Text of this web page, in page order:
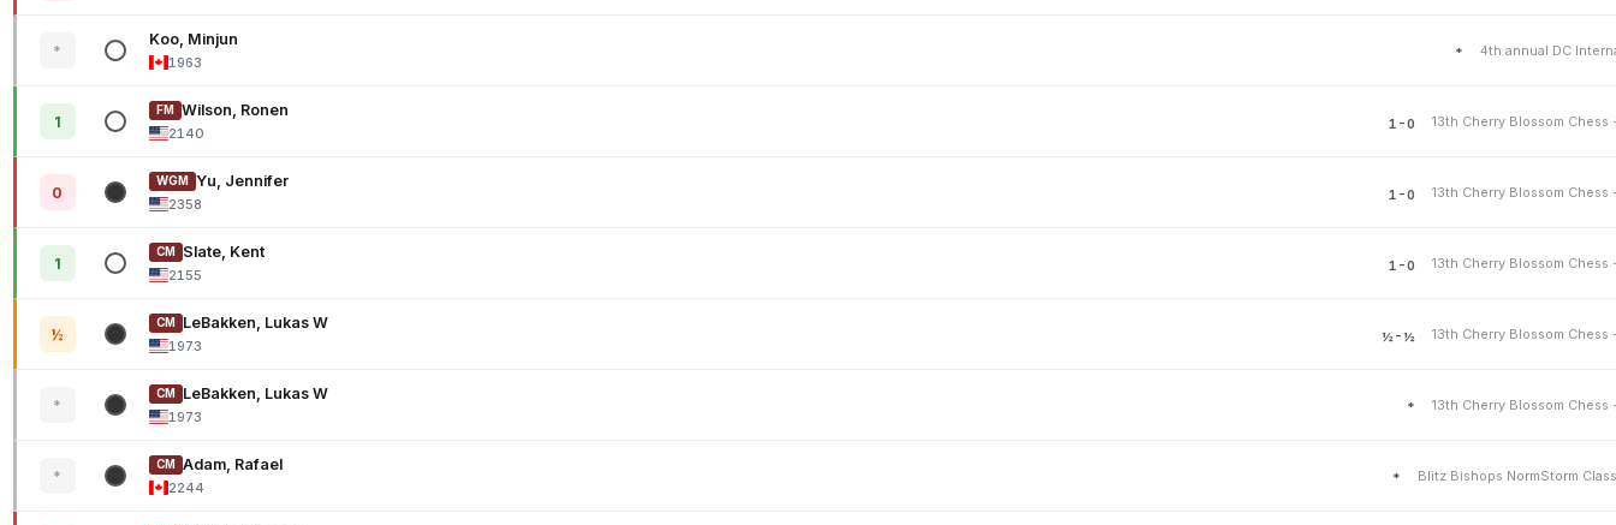
*
Koo, Minjun
1963
* 4th annual DC
1
FM Wilson, Ronen
2140
1-0 13th Cherry Blossom Chess
0
WGM Yu, Jennifer
2358
1-0 13th Cherry Blossom Chess
1
CM Slate, Kent
2155
1-0 13th Cherry Blossom Chess
½
CM LeBakken, Lukas W
1973
½-½ 13th Cherry Blossom Chess
*
CM LeBakken, Lukas W
1973
* 13th Cherry Blossom Chess
*
CM Adam, Rafael
2244
* Blitz Bishops NormStorm